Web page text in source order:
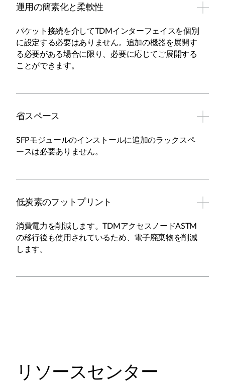
運用の簡素化と柔軟性
パケット接続を介してTDMインターフェイスを個別
に設定する必要はありません。追加の機器を展開す
る必要がある場合に限り、必要に応じてご展開する
ことができます。
省スペース
SFPモジュールのインストールに追加のラックスペ
ースは必要ありません。
低炭素のフットプリント
消費電力を削減します。TDMアクセスノードASTM
の移行後も使用されているため、電子廃棄物を削減
します。
リソースセンター